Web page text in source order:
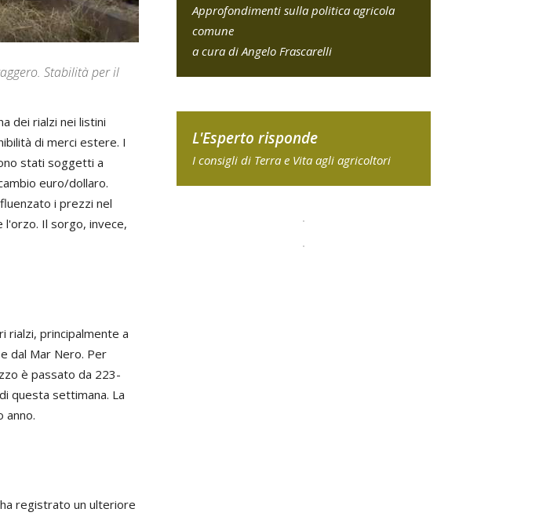
Stabilità per il
dei rialzi nei listini
di merci estere. I
stati soggetti a
euro/dollaro.
i prezzi nel
Il sorgo, invece,
rialzi, principalmente a
dal Mar Nero. Per
è passato da 223-
questa settimana. La
anno.
registrato un ulteriore
Approfondimenti sulla politica agricola
comune
a cura di Angelo Frascarelli
L'Esperto risponde
I consigli di Terra e Vita agli agricoltori